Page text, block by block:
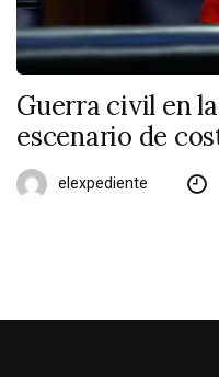
Guerra civil en
escenario de
elexpediente